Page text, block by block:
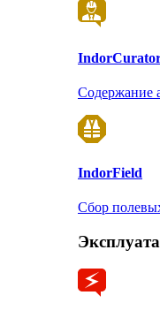
Indor
Содержание
IndorField
Сбор